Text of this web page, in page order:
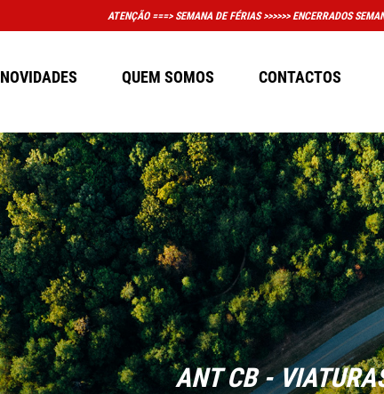
MUITO IMPORTANTE: A LOJA FÍSICA EM MASSAMÁ DEIXOU DE TER HORÁRIO
NOVIDADES QUEM SOMOS CONTACTOS
ANT CB -